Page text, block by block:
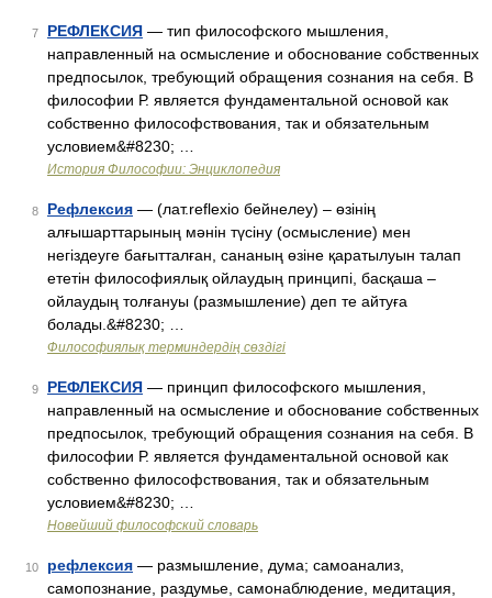
7 РЕФЛЕКСИЯ — тип философского мышления,
направленный на осмысление и обоснование собственных
предпосылок, требующий обращения сознания на себя. В
философии Р. является фундаментальной основой как
собственно философствования, так и обязательным
условием&#8230; …
История Философии: Энциклопедия
8 Рефлексия — (лат.reflexio бейнелеу) – өзінің
алғышарттарының мәнін түсіну (осмысление) мен
негіздеуге бағытталған, сананың өзіне қаратылуын талап
ететін философиялық ойлаудың принципі, басқаша –
ойлаудың толғануы (размышление) деп те айтуға
болады.&#8230; …
Философиялық терминдердің сөздігі
9 РЕФЛЕКСИЯ — принцип философского мышления,
направленный на осмысление и обоснование собственных
предпосылок, требующий обращения сознания на себя. В
философии Р. является фундаментальной основой как
собственно философствования, так и обязательным
условием&#8230; …
Новейший философский словарь
10 рефлексия — размышление, дума; самоанализ,
самопознание, раздумье, самонаблюдение, медитация,